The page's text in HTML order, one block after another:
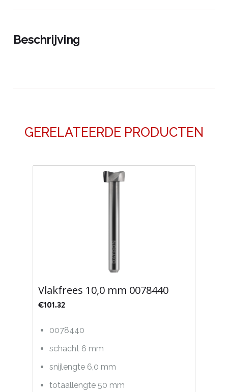
Beschrijving
GERELATEERDE PRODUCTEN
Vlakfrees 10,0 mm 0078440
€101.32
0078440
schacht 6 mm
snijlengte 6,0 mm
totaallengte 50 mm